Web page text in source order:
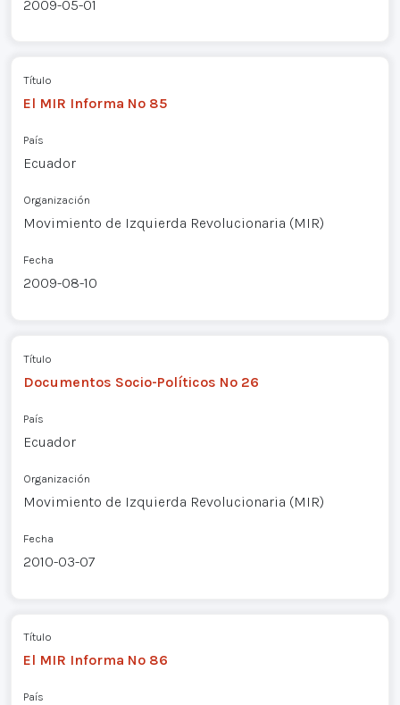
2009-05-01
Título
El MIR Informa Nº 85
País
Ecuador
Organización
Movimiento de Izquierda Revolucionaria (MIR)
Fecha
2009-08-10
Título
Documentos Socio-Políticos Nº 26
País
Ecuador
Organización
Movimiento de Izquierda Revolucionaria (MIR)
Fecha
2010-03-07
Título
El MIR Informa Nº 86
País